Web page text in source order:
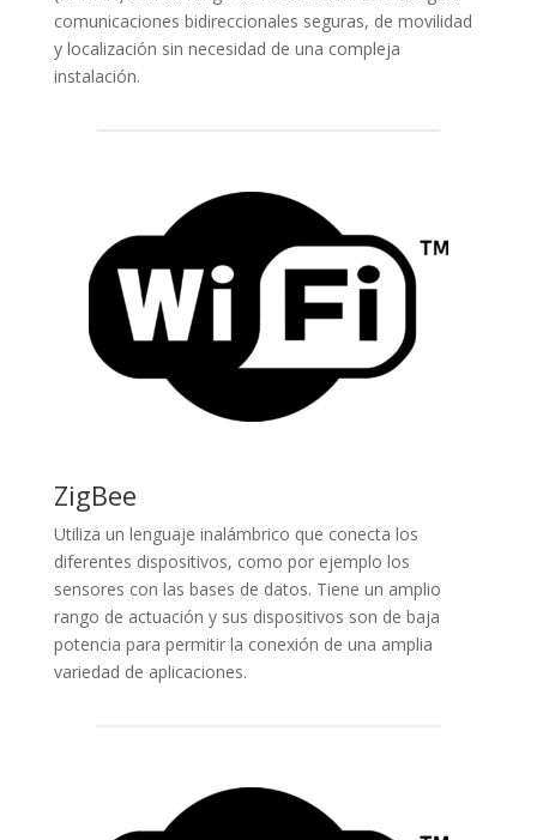
comunicaciones bidireccionales seguras, de movilidad
y localización sin necesidad de una compleja
instalación.
ZigBee
Utiliza un lenguaje inalámbrico que conecta los
diferentes dispositivos, como por ejemplo los
sensores con las bases de datos. Tiene un amplio
rango de actuación y sus dispositivos son de baja
potencia para permitir la conexión de una amplia
variedad de aplicaciones.